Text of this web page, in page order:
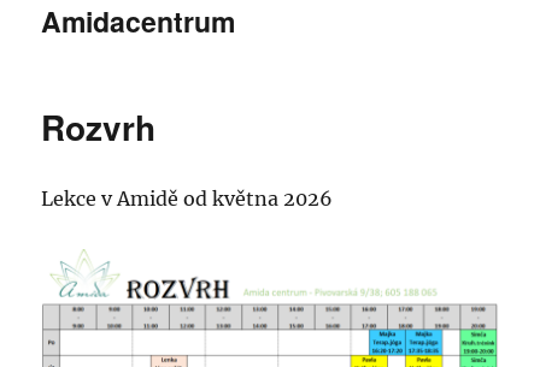
Amidacentrum
Rozvrh
Lekce v Amidě od května 2026